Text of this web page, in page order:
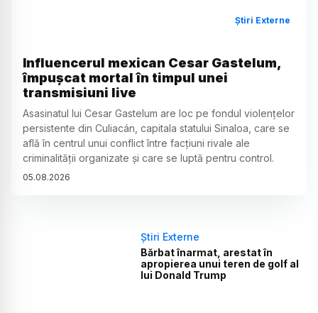
Știri Externe
Influencerul mexican Cesar Gastelum,
împușcat mortal în timpul unei
transmisiuni live
Asasinatul lui Cesar Gastelum are loc pe fondul violențelor
persistente din Culiacán, capitala statului Sinaloa, care se
află în centrul unui conflict între facțiuni rivale ale
criminalității organizate și care se luptă pentru control.
05.08.2026
Știri Externe
Bărbat înarmat, arestat în
apropierea unui teren de golf al
lui Donald Trump